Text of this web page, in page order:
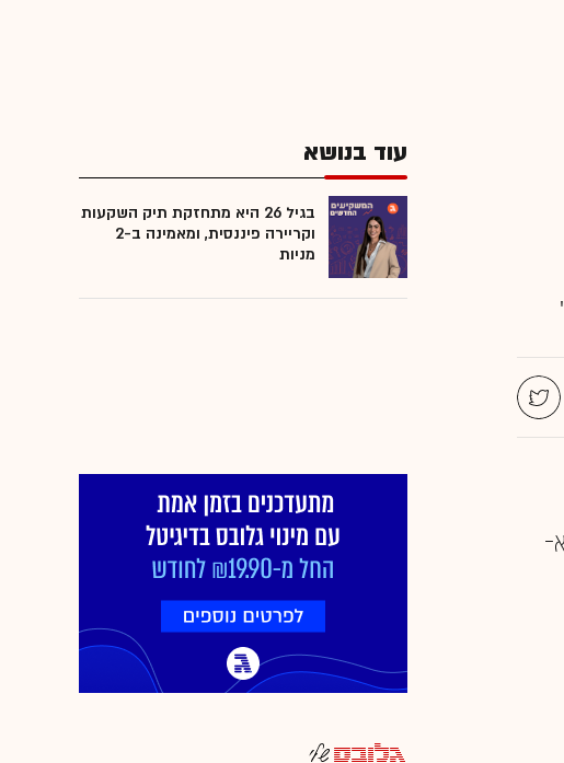
עוד בנושא
בגיל 26 היא מתחזקת תיק השקעות
וקריירה פיננסית, ומאמינה ב-2
מניות